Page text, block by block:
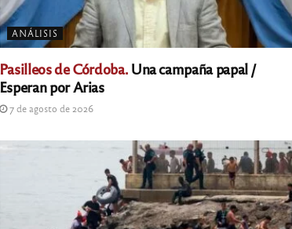
ANÁLISIS
Pasilleos de Córdoba.Una campaña papal /
Esperan por Arias
7 de agosto de 2026